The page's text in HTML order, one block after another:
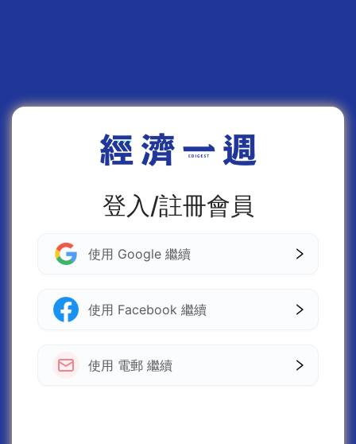
登入/註冊會員
使用 Google 繼續
使用 Facebook 繼續
使用 電郵 繼續